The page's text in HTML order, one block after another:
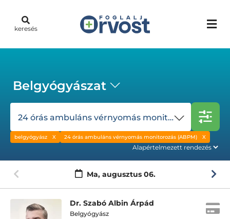
keresés
Belgyógyászat
24 órás ambuláns vérnyomás monitorozás (ABPM)
belgyógyász 24 órás ambuláns vérnyomás monitorozás (ABPM)
Ma, augusztus 06.
Dr. Szabó Albin Árpád
Belgyógyász